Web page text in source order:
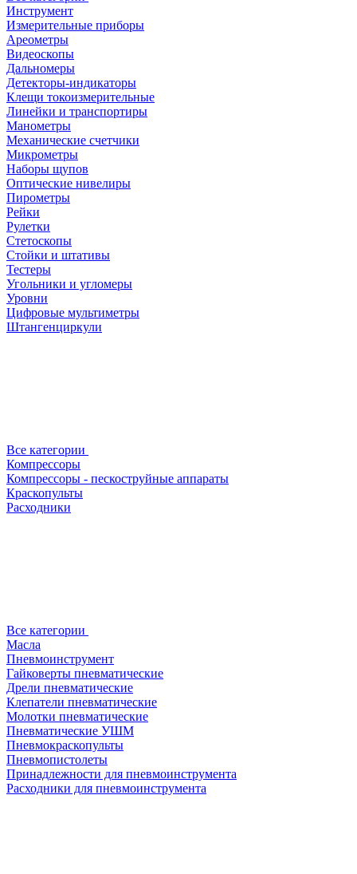
Инструмент
Измерительные приборы
Ареометры
Видеоскопы
Дальномеры
Детекторы-индикаторы
Клещи токоизмерительные
Линейки и транспортиры
Манометры
Механические счетчики
Микрометры
Наборы щупов
Оптические нивелиры
Пирометры
Рейки
Рулетки
Стетоскопы
Стойки и штативы
Тестеры
Угольники и угломеры
Уровни
Цифровые мультиметры
Штангенциркули
Все категории
Компрессоры
Компрессоры - пескоструйные аппараты
Краскопульты
Расходники
Все категории
Масла
Пневмоинструмент
Гайковерты пневматические
Дрели пневматические
Клепатели пневматические
Молотки пневматические
Пневматические УШМ
Пневмокраскопульты
Пневмопистолеты
Принадлежности для пневмоинструмента
Расходники для пневмоинструмента